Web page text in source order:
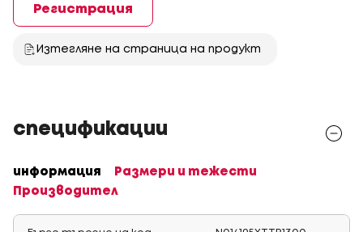
Регистрация
Изтегляне на страница на продукт
спецификации
информация
Размери и тежести
Производител